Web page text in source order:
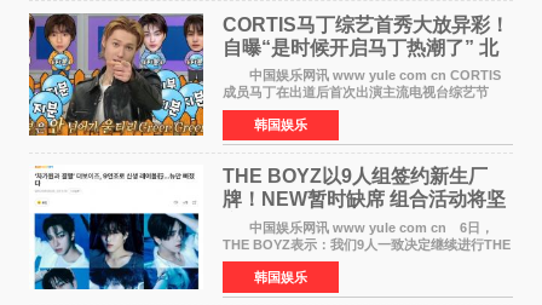
CORTIS马丁综艺首秀大放异彩！
自曝“是时候开启马丁热潮了” 北
美巡演火热进行中
中国娱乐网讯 www yule com cn CORTIS
成员马丁在出道后首次出演主流电视台综艺节
目，展现了多才多艺的魅力。 马丁出演了5日
播出的MBC《Radio Star》Fashion与Passion
之间，I&lsquo;m
韩国娱乐
THE BOYZ以9人组签约新生厂
牌！NEW暂时缺席 组合活动将坚
定不移继续
中国娱乐网讯 www yule com cn 6日，
THE BOYZ表示：我们9人一致决定继续进行THE
BOYZ组合活动，并且已经完成了组合团体活动
签约。目前正在新生厂牌下进行活动准备。尚未
离开THE BOYZ原所
韩国娱乐